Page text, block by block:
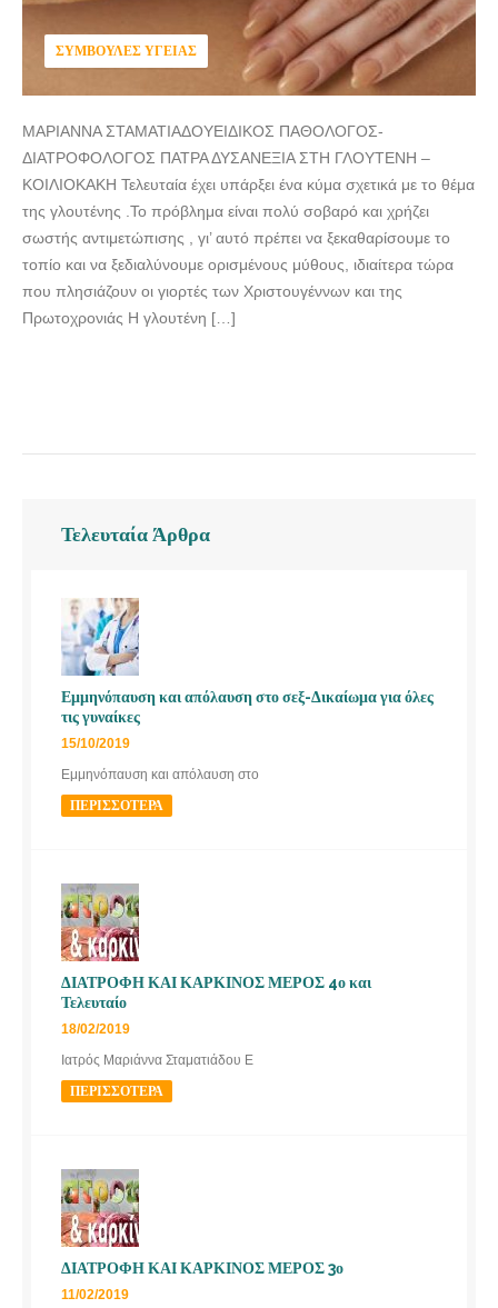
ΣΥΜΒΟΥΛΈΣ ΥΓΕΊΑΣ
ΜΑΡΙΑΝΝΑ ΣΤΑΜΑΤΙΑΔΟΥΕΙΔΙΚΟΣ ΠΑΘΟΛΟΓΟΣ-
ΔΙΑΤΡΟΦΟΛΟΓΟΣ ΠΑΤΡΑ ΔΥΣΑΝΕΞΙΑ ΣΤΗ ΓΛΟΥΤΕΝΗ –
ΚΟΙΛΙΟΚΑΚΗ Τελευταία έχει υπάρξει ένα κύμα σχετικά με το θέμα
της γλουτένης .Το πρόβλημα είναι πολύ σοβαρό και χρήζει
σωστής αντιμετώπισης , γι’ αυτό πρέπει να ξεκαθαρίσουμε το
τοπίο και να ξεδιαλύνουμε ορισμένους μύθους, ιδιαίτερα τώρα
που πλησιάζουν οι γιορτές των Χριστουγέννων και της
Πρωτοχρονιάς Η γλουτένη […]
Τελευταία Άρθρα
Εμμηνόπαυση και απόλαυση στο σεξ-Δικαίωμα για όλες
τις γυναίκες
15/10/2019
Εμμηνόπαυση και απόλαυση στο
ΠΕΡΙΣΣΌΤΕΡΑ
ΔΙΑΤΡΟΦΗ ΚΑΙ ΚΑΡΚΙΝΟΣ ΜΕΡΟΣ 4ο και
Τελευταίο
18/02/2019
Ιατρός Μαριάννα Σταματιάδου Ε
ΠΕΡΙΣΣΌΤΕΡΑ
ΔΙΑΤΡΟΦΗ ΚΑΙ ΚΑΡΚΙΝΟΣ ΜΕΡΟΣ 3ο
11/02/2019